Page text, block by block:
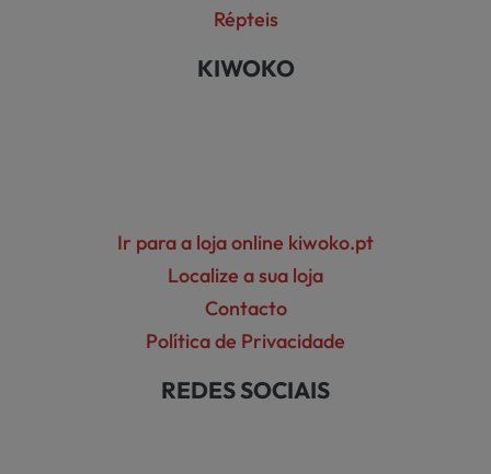
Répteis
KIWOKO
Ir para a loja online kiwoko.pt
Localize a sua loja
Contacto
Política de Privacidade
REDES SOCIAIS